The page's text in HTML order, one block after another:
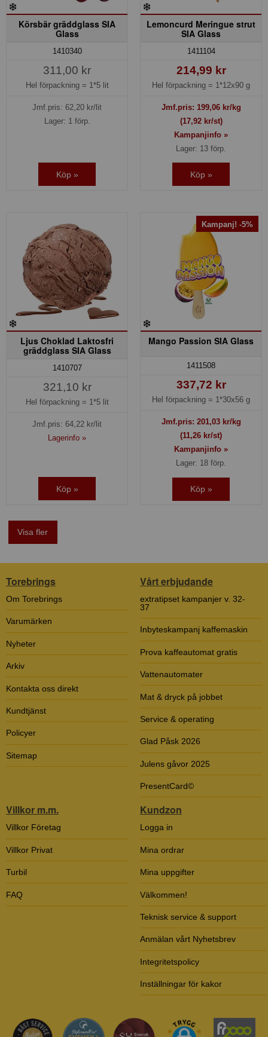
Körsbär gräddglass SIA
Glass
1410340
311,00 kr
Hel förpackning = 1*5 lit
Jmf.pris: 62,20 kr/lit
Lager: 1 förp.
Köp »
Lemoncurd Meringue strut
SIA Glass
1411104
214,99 kr
Hel förpackning = 1*12x90 g
Jmf.pris: 199,06kr/kg
(17,92 kr/st)
Kampanjinfo »
Lager: 13 förp.
Köp »
Ljus Choklad Laktosfri
gräddglass SIA Glass
1410707
321,10 kr
Hel förpackning = 1*5 lit
Jmf.pris: 64,22 kr/lit
Lagerinfo »
Köp »
Kampanj! -5%
Mango Passion SIA Glass
1411508
337,72 kr
Hel förpackning = 1*30x56 g
Jmf.pris: 201,03kr/kg
(11,26 kr/st)
Kampanjinfo »
Lager: 18 förp.
Köp »
Visa fler
Torebrings
Om Torebrings
Varumärken
Nyheter
Arkiv
Kontakta oss direkt
Kundtjänst
Policyer
Sitemap
Vårt erbjudande
extratipset kampanjer v. 32-
37
Inbyteskampanj kaffemaskin
Prova kaffeautomat gratis
Vattenautomater
Mat & dryck på jobbet
Service & operating
Glad Påsk 2026
Julens gåvor 2025
PresentCard©
Villkor m.m.
Villkor Företag
Villkor Privat
Turbil
FAQ
Kundzon
Logga in
Mina ordrar
Mina uppgifter
Välkommen!
Teknisk service & support
Anmälan vårt Nyhetsbrev
Integritetspolicy
Inställningar för kakor